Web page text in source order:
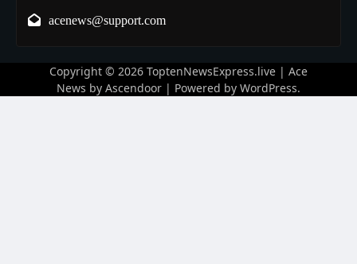
acenews@support.com
Copyright © 2026 ToptenNewsExpress.live | Ace
News by Ascendoor | Powered by WordPress.